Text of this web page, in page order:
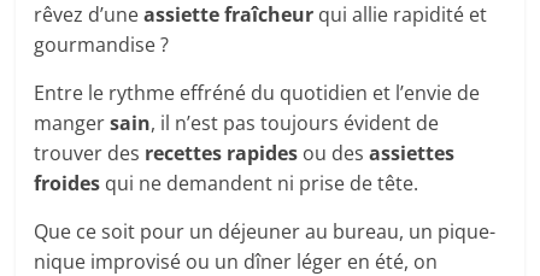
rêvez d’uneassiette fraîcheur qui allie rapidité et
gourmandise ?
Entre le rythme effréné du quotidien et l’envie de
mangersain, il n’est pas toujours évident de
trouver des recettes rapides ou desassiettes
froides qui ne demandent ni prise de tête.
Que ce soit pour un déjeuner au bureau, un pique-
nique improvisé ou un dîner léger en été, on